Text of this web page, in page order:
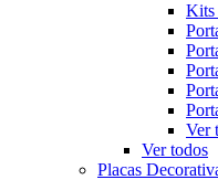
Kits
Ver
Ver todos
Placas